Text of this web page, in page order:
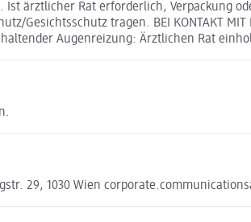
Ist ärztlicher Rat erforderlich,
Gesichtsschutz tragen. BEI KONTAKT
Augenreizung: Ärztlichen Rat
29, 1030 Wien